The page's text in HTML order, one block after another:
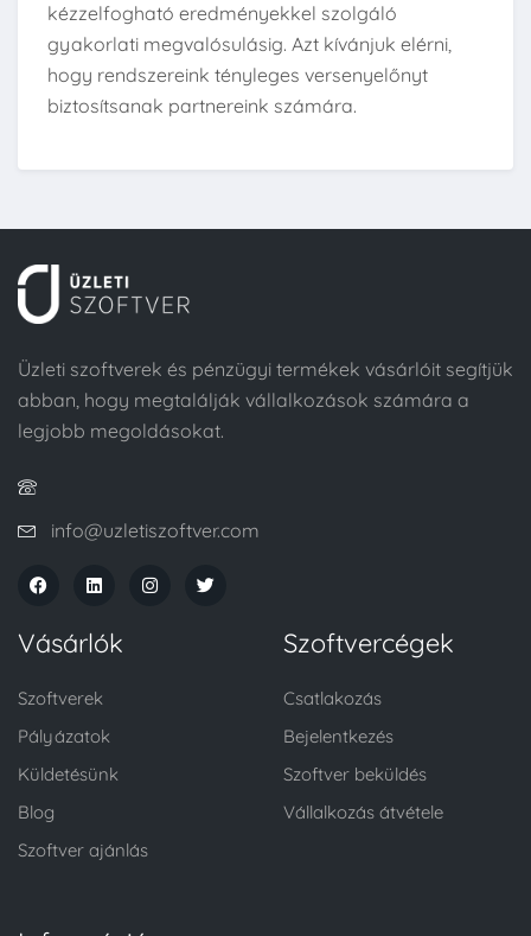
kézzelfogható eredményekkel szolgáló
gyakorlati megvalósulásig. Azt kívánjuk elérni,
hogy rendszereink tényleges versenyelőnyt
biztosítsanak partnereink számára.
Üzleti szoftverek és pénzügyi termékek vásárlóit segítjük
abban, hogy megtalálják vállalkozások számára a
legjobb megoldásokat.
info@uzletiszoftver.com
Vásárlók
Szoftverek
Pályázatok
Küldetésünk
Blog
Szoftver ajánlás
Szoftvercégek
Csatlakozás
Bejelentkezés
Szoftver beküldés
Vállalkozás átvétele